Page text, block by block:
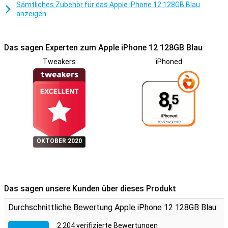
Neues iPhone bedeutet natürlich ein neues iOS und diese Version
ist etwas ganz Besonderes! Du kannst jetzt Widgets zu deinem
finden. iOS 14 ist weiterhin für Jung und Alt zugänglich.
Sämtliches Zubehör für das Apple iPhone 12 128GB Blau
anzeigen
Das sagen Experten zum Apple iPhone 12 128GB Blau
Tweakers
OKTOBER 2020
iPhoned
8,5
Das sagen unsere Kunden über dieses Produkt
Durchschnittliche Bewertung Apple iPhone 12 128GB Blau:
2.204 verifizierte Bewertungen